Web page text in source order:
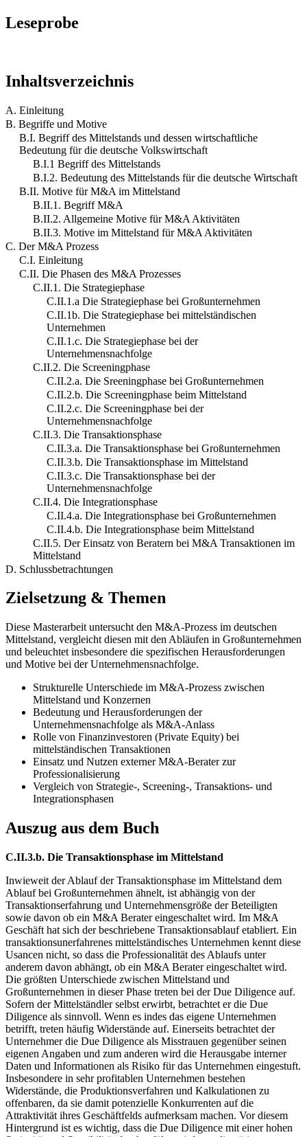
Leseprobe
Inhaltsverzeichnis
A. Einleitung
B. Begriffe und Motive
B.I. Begriff des Mittelstands und dessen wirtschaftliche
Bedeutung für die deutsche Volkswirtschaft
B.I.1 Begriff des Mittelstands
B.I.2. Bedeutung des Mittelstands für die deutsche Wirtschaft
B.II. Motive für M&A im Mittelstand
B.II.1. Begriff M&A
B.II.2. Allgemeine Motive für M&A Aktivitäten
B.II.3. Motive im Mittelstand für M&A Aktivitäten
C. Der M&A Prozess
C.I. Einleitung
C.II. Die Phasen des M&A Prozesses
C.II.1. Die Strategiephase
C.II.1.a Die Strategiephase bei Großunternehmen
C.II.1b. Die Strategiephase bei mittelständischen
Unternehmen
C.II.1.c. Die Strategiephase bei der
Unternehmensnachfolge
C.II.2. Die Screeningphase
C.II.2.a. Die Sreeningphase bei Großunternehmen
C.II.2.b. Die Screeningphase beim Mittelstand
C.II.2.c. Die Screeningphase bei der
Unternehmensnachfolge
C.II.3. Die Transaktionsphase
C.II.3.a. Die Transaktionsphase bei Großunternehmen
C.II.3.b. Die Transaktionsphase im Mittelstand
C.II.3.c. Die Transaktionsphase bei der
Unternehmensnachfolge
C.II.4. Die Integrationsphase
C.II.4.a. Die Integrationsphase bei Großunternehmen
C.II.4.b. Die Integrationsphase beim Mittelstand
C.II.5. Der Einsatz von Beratern bei M&A Transaktionen im
Mittelstand
D. Schlussbetrachtungen
Zielsetzung & Themen
Diese Masterarbeit untersucht den M&A-Prozess im deutschen
Mittelstand, vergleicht diesen mit den Abläufen in Großunternehmen
und beleuchtet insbesondere die spezifischen Herausforderungen
und Motive bei der Unternehmensnachfolge.
Strukturelle Unterschiede im M&A-Prozess zwischen
Mittelstand und Konzernen
Bedeutung und Herausforderungen der
Unternehmensnachfolge als M&A-Anlass
Rolle von Finanzinvestoren (Private Equity) bei
mittelständischen Transaktionen
Einsatz und Nutzen externer M&A-Berater zur
Professionalisierung
Vergleich von Strategie-, Screening-, Transaktions- und
Integrationsphasen
Auszug aus dem Buch
C.II.3.b. Die Transaktionsphase im Mittelstand
Inwieweit der Ablauf der Transaktionsphase im Mittelstand dem
Ablauf bei Großunternehmen ähnelt, ist abhängig von der
Transaktionserfahrung und Unternehmensgröße der Beteiligten
sowie davon ob ein M&A Berater eingeschaltet wird. Im M&A
Geschäft hat sich der beschriebene Transaktionsablauf etabliert. Ein
transaktionsunerfahrenes mittelständisches Unternehmen kennt diese
Usancen nicht, so dass die Professionalität des Ablaufs unter
anderem davon abhängt, ob ein M&A Berater eingeschaltet wird.
Die größten Unterschiede zwischen Mittelstand und
Großunternehmen in dieser Phase treten bei der Due Diligence auf.
Sofern der Mittelständler selbst erwirbt, betrachtet er die Due
Diligence als sinnvoll. Wenn es indes das eigene Unternehmen
betrifft, treten häufig Widerstände auf. Einerseits betrachtet der
Unternehmer die Due Diligence als Misstrauen gegenüber seinen
eigenen Angaben und zum anderen wird die Herausgabe interner
Daten und Informationen als Risiko für das Unternehmen eingestuft.
Insbesondere in sehr profitablen Unternehmen bestehen
Widerstände, die Produktionsverfahren und Kalkulationen zu
offenbaren, da sie damit potenzielle Konkurrenten auf die
Attraktivität ihres Geschäftfelds aufmerksam machen. Vor diesem
Hintergrund ist es wichtig, dass die Due Diligence mit einer hohen